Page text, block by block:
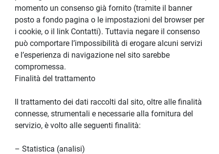
momento un consenso già fornito (tramite il banner
posto a fondo pagina o le impostazioni del browser per
i cookie, o il link Contatti). Tuttavia negare il consenso
può comportare l’impossibilità di erogare alcuni servizi
e l’esperienza di navigazione nel sito sarebbe
compromessa.
Finalità del trattamento
Il trattamento dei dati raccolti dal sito, oltre alle finalità
connesse, strumentali e necessarie alla fornitura del
servizio, è volto alle seguenti finalità:
– Statistica (analisi)